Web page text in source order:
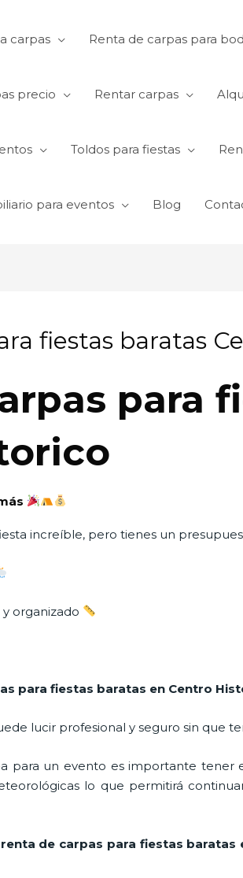
carpas Renta de carpas para
precio Rentar carpas
Toldos para fiestas
para eventos Blog
fiestas baratas
para
increíble, pero tienes un
organizado
para fiestas baratas en Centro
lucir profesional y seguro sin que
para un evento es importante
lo que permitirá
renta de carpas para fiestas baratas